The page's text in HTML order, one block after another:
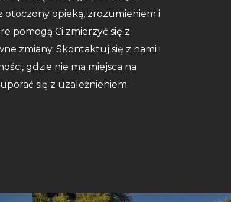
otoczony opieką, zrozumieniem i
pomogą Ci zmierzyć się z
zmiany. Skontaktuj się z nami i
gdzie nie ma miejsca na
się z uzależnieniem.